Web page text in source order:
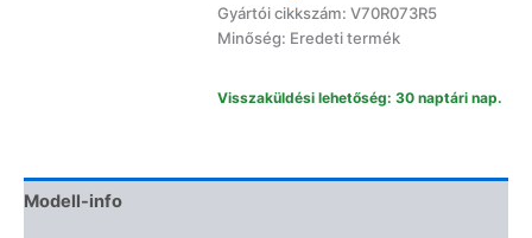
Gyártói cikkszám: V70R073R5
Minőség: Eredeti termék
Visszaküldési lehetőség: 30 naptári nap.
Modell-info